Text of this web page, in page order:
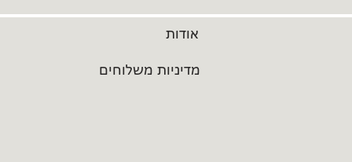
אודות
מדיניות משלוחים